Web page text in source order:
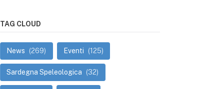
TAG CLOUD
News (269) Eventi (125)
Sardegna Speleologica (32)